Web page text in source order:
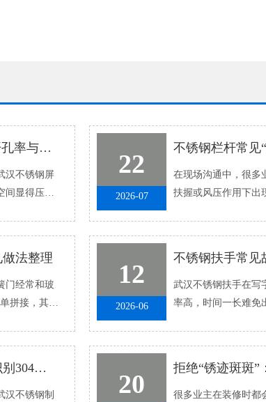
不锈钢屏风“通透感”怎么调：同一款花纹的开孔率与视觉效果解析
汉不锈钢屏
间显得压
22
2026-07
在现场沟通中，很多业
扶握或风压作用下出
法整理
门经常和玻
拼接，其实
12
2026-06
武汉不锈钢扶手在写字
率高，时间一长难免
找不锈钢制品公司定制电梯门套，如何一眼识别304与201材质？
不锈钢制
20
很多业主在装修时都会